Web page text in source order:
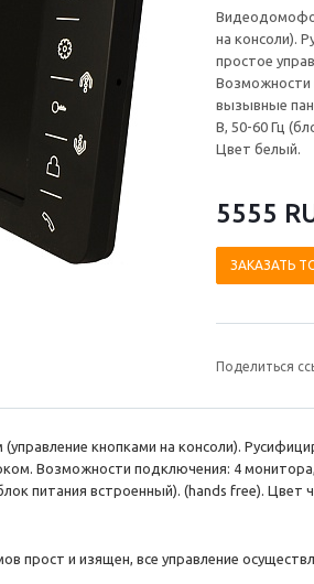
на консоли).
простое
Возможности
вызывные
В, 50-60 Гц
Цвет белый.
5555
ЗАКАЗАТЬ
Поделиться
кнопками на консоли).
Возможности подключения: 4
питания встроенный). (hands free). Цвет
прост и изящен, все управление